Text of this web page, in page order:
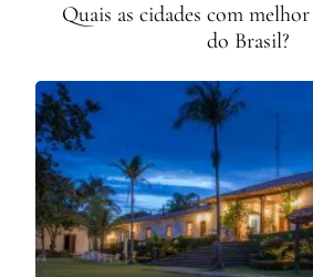
Quais as cidades com
do Brasil?